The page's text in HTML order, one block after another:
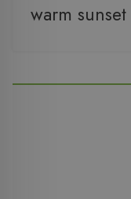
warm